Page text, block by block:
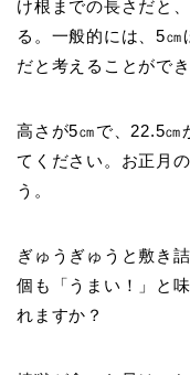
け根までの長さだと
る。一般的には、5
だと考えることができ
高さが5㎝で、22.5㎝
てください。お正月
う。
ぎゅうぎゅうと敷き
個も「うまい！」と
れますか？